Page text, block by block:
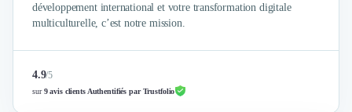
développement international et votre transformation digitale
multiculturelle, c’est notre mission.
4.9/5
sur9 avis clients Authentifiés par Trustfolio